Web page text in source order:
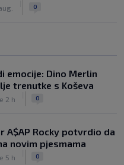
0
emocije: Dino Merlin
trenutke s Koševa
2 h 0
A$AP Rocky potvrdio da
novim pjesmama
5 h 0